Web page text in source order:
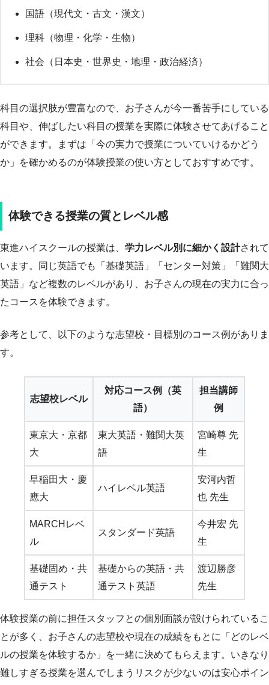
国語（現代文・古文・漢文）
理科（物理・化学・生物）
社会（日本史・世界史・地理・政治経済）
科目の選択肢が豊富なので、お子さんが今一番苦手にしている
科目や、伸ばしたい科目の授業を実際に体験させてあげること
ができます。まずは「今の実力で授業についていけるかどう
か」を確かめるのが体験授業の使い方としておすすめです。
体験できる授業の質とレベル感
東進ハイスクールの授業は、 学力レベル別に細かく設計されて
います。同じ英語でも「基礎英語」「センター対策」「難関大
英語」など複数のレベルがあり、お子さんの現在の実力に合っ
たコースを体験できます。
参考として、以下のような志望校・目標別のコース例がありま
す。
志望校レベル
対応コース例（英
語）
担当講師
例
東京大・京都
大
東大英語・難関大英
語
宮崎尊 先
生
早稲田大・慶
應大
ハイレベル英語
安河内哲
也 先生
MARCHレベ
ル
スタンダード英語
今井宏 先
生
基礎固め・共
通テスト
基礎からの英語・共
通テスト英語
渡辺勝彦
先生
体験授業の前に担任スタッフとの個別面談が設けられているこ
とが多く、お子さんの志望校や現在の成績をもとに「どのレベ
ルの授業を体験するか」を一緒に決めてもらえます。いきなり
難しすぎる授業を選んでしまうリスクが少ないのは安心ポイン